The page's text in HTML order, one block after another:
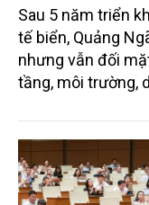
Sau 5 năm triển
tế biển, Quảng
nhưng vẫn đối
tầng, môi trường,
đặt mục tiêu đưa
vững, trở thành
trưởng của tỉnh
2045.